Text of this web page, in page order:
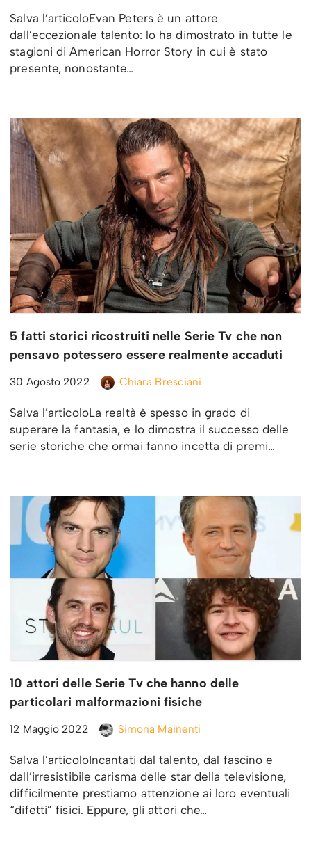
Salva l’articoloEvan Peters è un attore
dall’eccezionale talento: lo ha dimostrato in tutte le
stagioni di American Horror Story in cui è stato
presente, nonostante…
5 fatti storici ricostruiti nelle Serie Tv che non
pensavo potessero essere realmente accaduti
30 Agosto 2022 Chiara Bresciani
Salva l’articoloLa realtà è spesso in grado di
superare la fantasia, e lo dimostra il successo delle
serie storiche che ormai fanno incetta di premi…
10 attori delle Serie Tv che hanno delle
particolari malformazioni fisiche
12 Maggio 2022 Simona Mainenti
Salva l’articoloIncantati dal talento, dal fascino e
dall’irresistibile carisma delle star della televisione,
difficilmente prestiamo attenzione ai loro eventuali
“difetti” fisici. Eppure, gli attori che…